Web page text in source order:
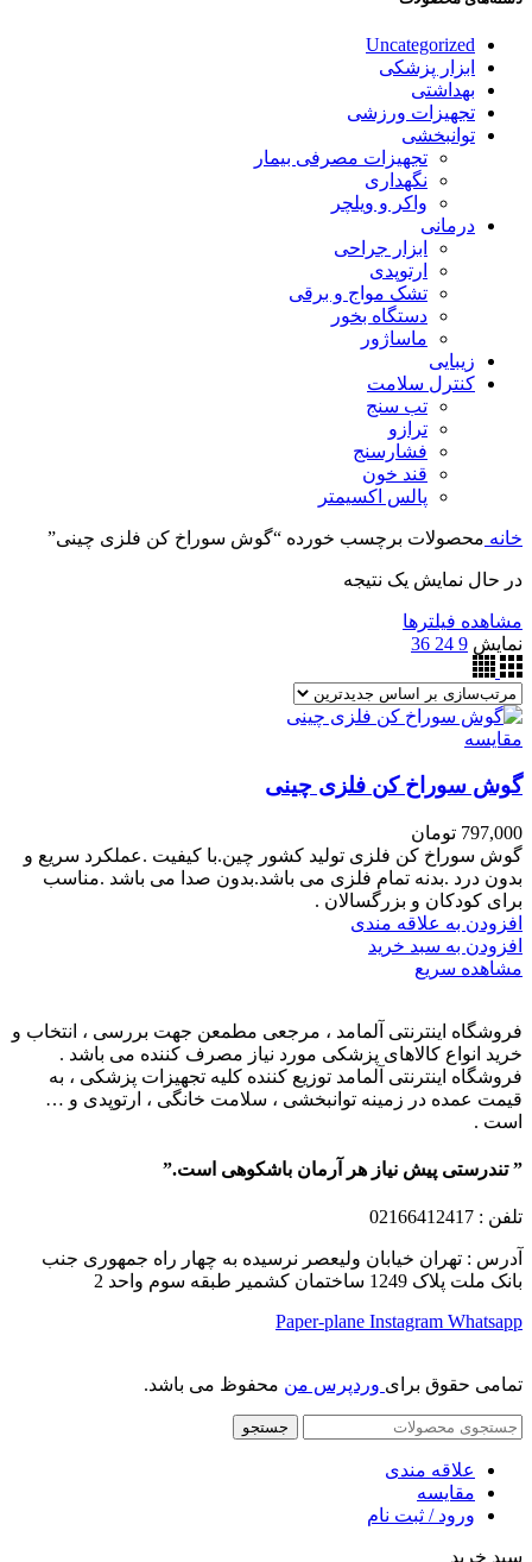
Uncategorized
ابزار پزشکی
بهداشتی
تجهیزات ورزشی
توانبخشی
تجهیزات مصرفی بیمار
نگهداری
واکر و ویلچر
درمانی
ابزار جراحی
ارتوپدی
تشک مواج و برقی
دستگاه بخور
ماساژور
زیبایی
کنترل سلامت
تب سنج
ترازو
فشارسنج
قند خون
پالس اکسیمتر
خانه محصولات برچسب خورده “گوش سوراخ کن فلزی چینی”
در حال نمایش یک نتیجه
مشاهده فیلترها
نمایش 9
24
36
مقایسه
گوش سوراخ کن فلزی چینی
797,000 تومان
گوش سوراخ کن فلزی تولید کشور چین.با کیفیت .عملکرد سریع و
بدون درد .بدنه تمام فلزی می باشد.بدون صدا می باشد .مناسب
برای کودکان و بزرگسالان .
افزودن به علاقه مندی
افزودن به سبد خرید
مشاهده سریع
فروشگاه اینترنتی آلمامد ، مرجعی مطمعن جهت بررسی ، انتخاب و
خرید انواع کالاهای پزشکی مورد نیاز مصرف کننده می باشد .
فروشگاه اینترنتی آلمامد توزیع کننده کلیه تجهیزات پزشکی ، به
قیمت عمده در زمینه توانبخشی ، سلامت خانگی ، ارتوپدی و …
است .
” تندرستی پیش نیاز هر آرمان باشکوهی است.”
تلفن : 02166412417
آدرس : تهران خیابان ولیعصر نرسیده به چهار راه جمهوری جنب
بانک ملت پلاک 1249 ساختمان کشمیر طبقه سوم واحد 2
Paper-plane Instagram Whatsapp
تمامی حقوق برای وردپرس من محفوظ می باشد.
جستجو
علاقه مندی
مقایسه
ورود / ثبت نام
سبد خرید